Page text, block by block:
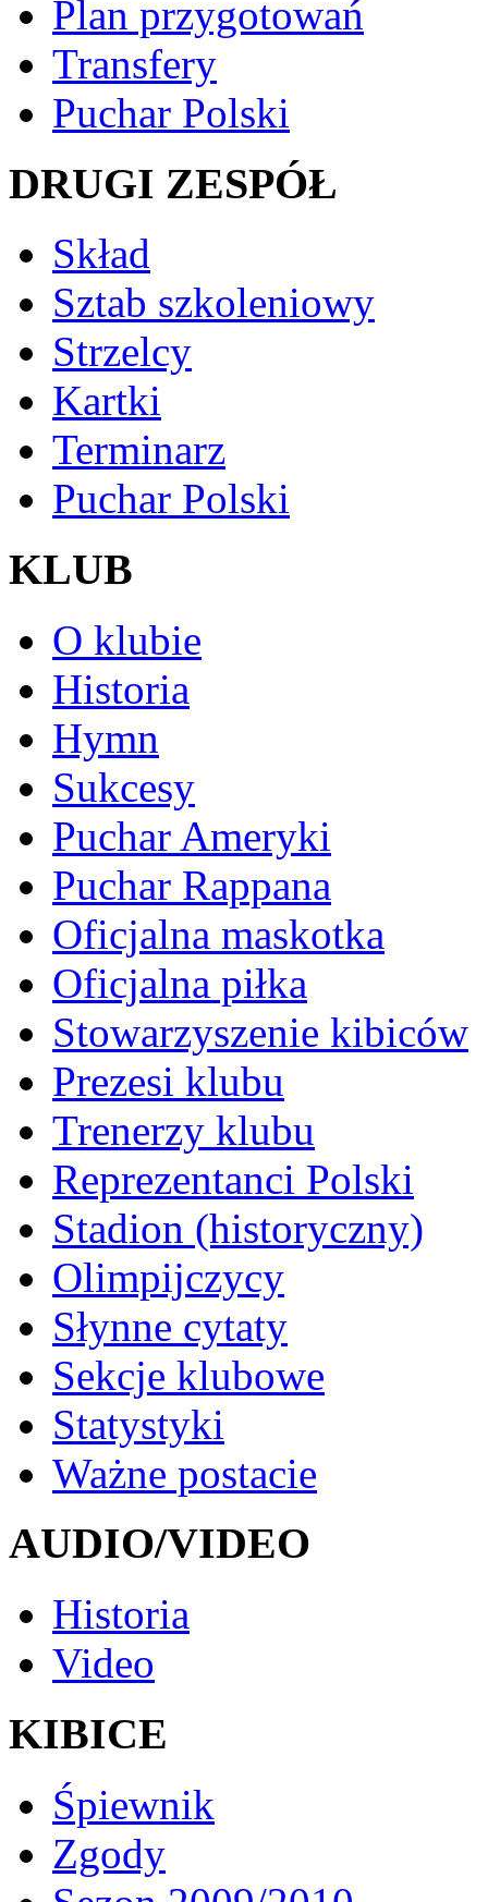
Plan przygotowań
Transfery
Puchar Polski
DRUGI ZESPÓŁ
Skład
Sztab szkoleniowy
Strzelcy
Kartki
Terminarz
Puchar Polski
KLUB
O klubie
Historia
Hymn
Sukcesy
Puchar Ameryki
Puchar Rappana
Oficjalna maskotka
Oficjalna piłka
Stowarzyszenie kibiców
Prezesi klubu
Trenerzy klubu
Reprezentanci Polski
Stadion (historyczny)
Olimpijczycy
Słynne cytaty
Sekcje klubowe
Statystyki
Ważne postacie
AUDIO/VIDEO
Historia
Video
KIBICE
Śpiewnik
Zgody